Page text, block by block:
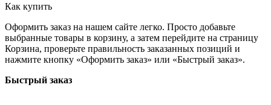
Как купить
Оформить заказ на нашем сайте легко. Просто добавьте
выбранные товары в корзину, а затем перейдите на страницу
Корзина, проверьте правильность заказанных позиций и
нажмите кнопку «Оформить заказ» или «Быстрый заказ».
Быстрый заказ